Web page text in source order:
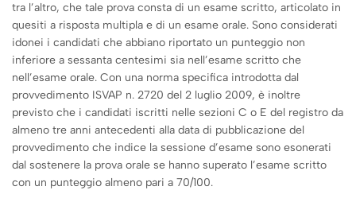
tra l’altro, che tale prova consta di un esame scritto, articolato in
quesiti a risposta multipla e di un esame orale. Sono considerati
idonei i candidati che abbiano riportato un punteggio non
inferiore a sessanta centesimi sia nell’esame scritto che
nell’esame orale. Con una norma specifica introdotta dal
provvedimento ISVAP n. 2720 del 2 luglio 2009, è inoltre
previsto che i candidati iscritti nelle sezioni C o E del registro da
almeno tre anni antecedenti alla data di pubblicazione del
provvedimento che indice la sessione d’esame sono esonerati
dal sostenere la prova orale se hanno superato l’esame scritto
con un punteggio almeno pari a 70/100.